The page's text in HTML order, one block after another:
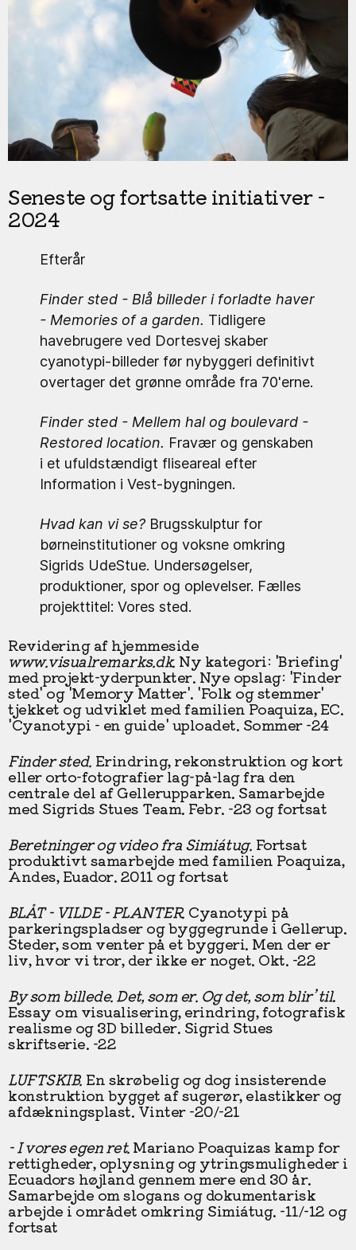
Seneste og fortsatte initiativer -
2024
Efterår
Finder sted - Blå billeder i forladte haver
- Memories of a garden. Tidligere
havebrugere ved Dortesvej skaber
cyanotypi-billeder før nybyggeri definitivt
overtager det grønne område fra 70'erne.
Finder sted - Mellem hal og boulevard -
Restored location. Fravær og genskaben
i et ufuldstændigt fliseareal efter
Information i Vest-bygningen.
Hvad kan vi se? Brugsskulptur for
børneinstitutioner og voksne omkring
Sigrids UdeStue. Undersøgelser,
produktioner, spor og oplevelser. Fælles
projekttitel: Vores sted.
Revidering af hjemmeside
www.visualremarks.dk. Ny kategori: 'Briefing'
med projekt-yderpunkter. Nye opslag: 'Finder
sted' og 'Memory Matter'. 'Folk og stemmer'
tjekket og udviklet med familien Poaquiza, EC.
'Cyanotypi - en guide' uploadet. Sommer -24
Finder sted. Erindring, rekonstruktion og kort
eller orto-fotografier lag-på-lag fra den
centrale del af Gellerupparken. Samarbejde
med Sigrids Stues Team. Febr. -23 og fortsat
Beretninger og video fra Simiátug. Fortsat
produktivt samarbejde med familien Poaquiza,
Andes, Euador. 2011 og fortsat
BLÅT - VILDE - PLANTER. Cyanotypi på
parkeringspladser og byggegrunde i Gellerup.
Steder, som venter på et byggeri. Men der er
liv, hvor vi tror, der ikke er noget. Okt. -22
By som billede. Det, som er. Og det, som blir’ til.
Essay om visualisering, erindring, fotografisk
realisme og 3D billeder. Sigrid Stues
skriftserie. -22
LUFTSKIB. En skrøbelig og dog insisterende
konstruktion bygget af sugerør, elastikker og
afdækningsplast. Vinter -20/-21
- I vores egen ret.Mariano Poaquizas kamp for
rettigheder, oplysning og ytringsmuligheder i
Ecuadors højland gennem mere end 30 år.
Samarbejde om slogans og dokumentarisk
arbejde i området omkring Simiátug. -11/-12 og
fortsat